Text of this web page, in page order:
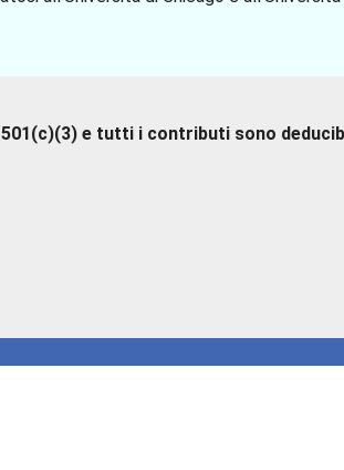
e tutti i contributi sono